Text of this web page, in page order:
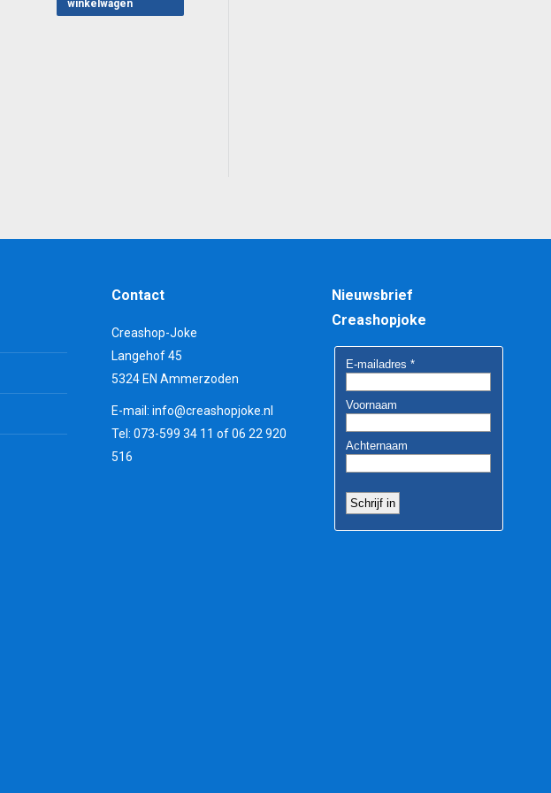
€ 0,55.€ 0,10.
winkelwagen
Contact
Creashop-Joke
Langehof 45
5324 EN Ammerzoden
E-mail: info@creashopjoke.nl
Tel: 073-599 34 11 of 06 22 920
516
Nieuwsbrief
Creashopjoke